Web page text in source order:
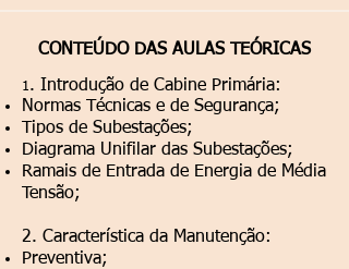
CONTEÚDO DAS AULAS TEÓRICAS
1. Introdução de Cabine Primária:
Normas Técnicas e de Segurança;
Tipos de Subestações;
Diagrama Unifilar das Subestações;
Ramais de Entrada de Energia de Média
Tensão;
2. Característica da Manutenção:
Preventiva;